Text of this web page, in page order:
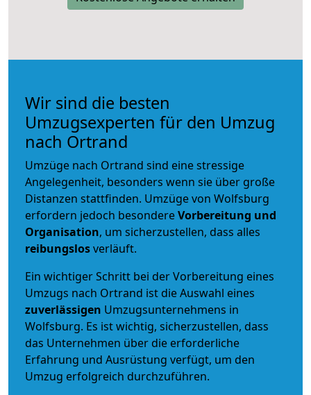
Wir sind die besten
Umzugsexperten für den Umzug
nach Ortrand
Umzüge nach Ortrand sind eine stressige
Angelegenheit, besonders wenn sie über große
Distanzen stattfinden. Umzüge von Wolfsburg
erfordern jedoch besondereVorbereitung und
Organisation, um sicherzustellen, dass alles
reibungslosverläuft.
Ein wichtiger Schritt bei der Vorbereitung eines
Umzugs nach Ortrand ist die Auswahl eines
zuverlässigen Umzugsunternehmens in
Wolfsburg. Es ist wichtig, sicherzustellen, dass
das Unternehmen über die erforderliche
Erfahrung und Ausrüstung verfügt, um den
Umzug erfolgreich durchzuführen.